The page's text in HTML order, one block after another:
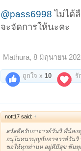
@pass6998 ไม่ได้
จะจัดการให้นะคะ
Mathura, 8 มิถุนายน
ถูกใจ x 10 รั
nott17 said: ↑
สวัสดีครับอาจารย์วันวิ พี่น้อง
อนุโมทนาบุญกับอาจารย์วันวิ
ขอให้ทุกท่านห อยู่ดีมีสุข พ้นทุ